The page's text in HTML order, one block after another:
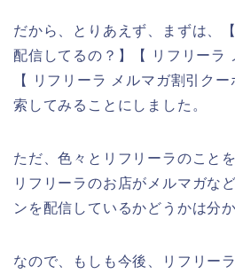
だから、とりあえず、まずは、
配信してるの？】【 リフリーラ
【 リフリーラ メルマガ割引ク
索してみることにしました。
ただ、色々とリフリーラのこと
リフリーラのお店がメルマガな
ンを配信しているかどうかは分
なので、もしも今後、リフリー